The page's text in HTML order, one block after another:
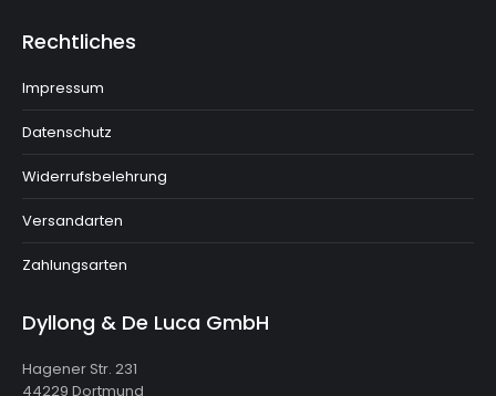
Rechtliches
Impressum
Datenschutz
Widerrufsbelehrung
Versandarten
Zahlungsarten
Dyllong & De Luca GmbH
Hagener Str. 231
44229 Dortmund